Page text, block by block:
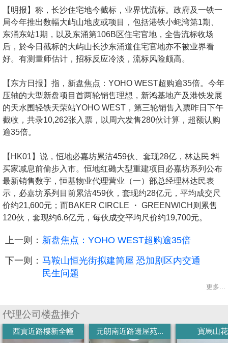
【明报】称，长沙住宅地今截标，业界忧流标。政府及一铁一
局今年推出数幅大屿山地皮或项目，包括港铁小蚝湾第1期、
东涌东站1期，以及东涌第106B区住宅官地，全告流标收场
后，於今日截标的大屿山长沙东涌道住宅官地亦不被业界看
好。有测量师估计，招标反应冷淡，流标风险颇高。
【东方日报】指，新盘焦点：YOHO WEST超购逾35倍。今年
压轴的大型新盘项目首两轮销售理想，新鸿基地产及港铁发展
的天水围轻铁天荣站YOHO WEST，第三轮销售入票昨日下午
截收，共录10,262张入票，以周六发售280伙计算，超额认购
逾35倍。
【HK01】说，恒地必嘉坊累沽459伙、套现28亿，林达民∶料
买家减息前偷步入市。恒地红磡大型重建项目必嘉坊系列公布
最新销售数字，恒基物业代理营业（一）部总经理林达民表
示，必嘉坊系列目前累沽459伙，套现约28亿元，平均成交尺
价约21,600元；而BAKER CIRCLE ・ GREENWICH则累售
120伙，套现约6.6亿元，每伙成交平均尺价约19,700元。
上一则： 新盘焦点：YOHO WEST超购逾35倍
下一则： 马鞍山恒光街拟建简屋 恐加剧区内交通
民生问题
更多...
代理公司楼盘推介
西貢近路樓新全幢 元朗南近路邊屋苑... 寶馬山